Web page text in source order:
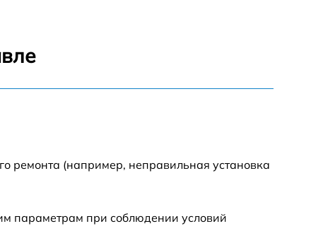
ремонта (например, неправильная установка
параметрам при соблюдении условий